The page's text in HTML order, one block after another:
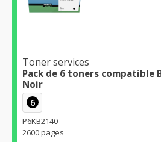
Toner services
Pack de 6 toners compatible
Noir
6
P6KB2140
2600 pages